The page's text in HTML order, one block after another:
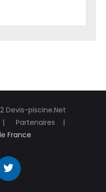
Devis-piscine.Net
Partenaires
France